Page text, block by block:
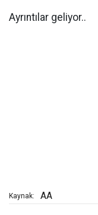
Ayrıntılar geliyor..
Kaynak: AA